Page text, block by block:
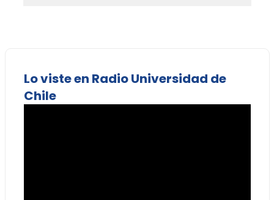
Lo viste en Radio Universidad de
Chile